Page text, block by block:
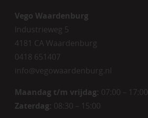
Vego Waardenburg
Industrieweg 5
4181 CA Waardenburg
0418 651407
info@vegowaardenburg.nl
Maandag t/m vrijdag: 07:00 – 17:00
Zaterdag: 08:30 – 15:00